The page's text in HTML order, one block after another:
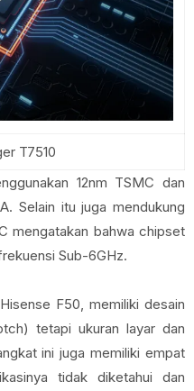
T7510
12nm TSMC dan
Selain itu juga mendukung
mengatakan bahwa chipset
Sub-6GHz.
F50, memiliki desain
tetapi ukuran layar dan
ini juga memiliki empat
tidak diketahui dan